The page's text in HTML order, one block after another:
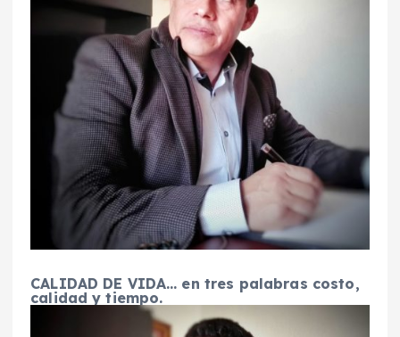
CALIDAD DE VIDA… en tres palabras costo,
calidad y tiempo.